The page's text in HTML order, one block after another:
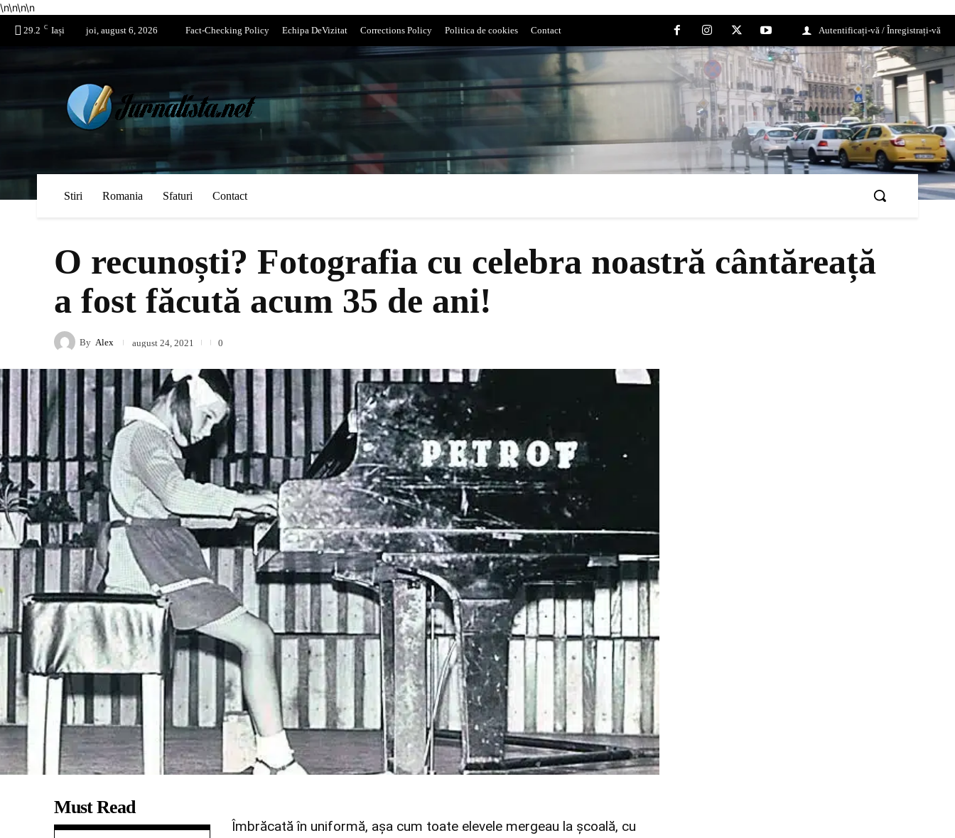
\n\n\n\n
29.2 C Iași joi, august 6, 2026 Fact-Checking Policy Echipa DeVizitat Corrections Policy Politica de cookies Contact Autentificați-vă / Înregistrați-vă
Stiri Romania Sfaturi Contact
O recunoști? Fotografia cu celebra noastră cântăreață
a fost făcută acum 35 de ani!
By Alex august 24, 2021 0
Must Read
Îmbrăcată în uniformă, așa cum toate elevele mergeau la școală, cu